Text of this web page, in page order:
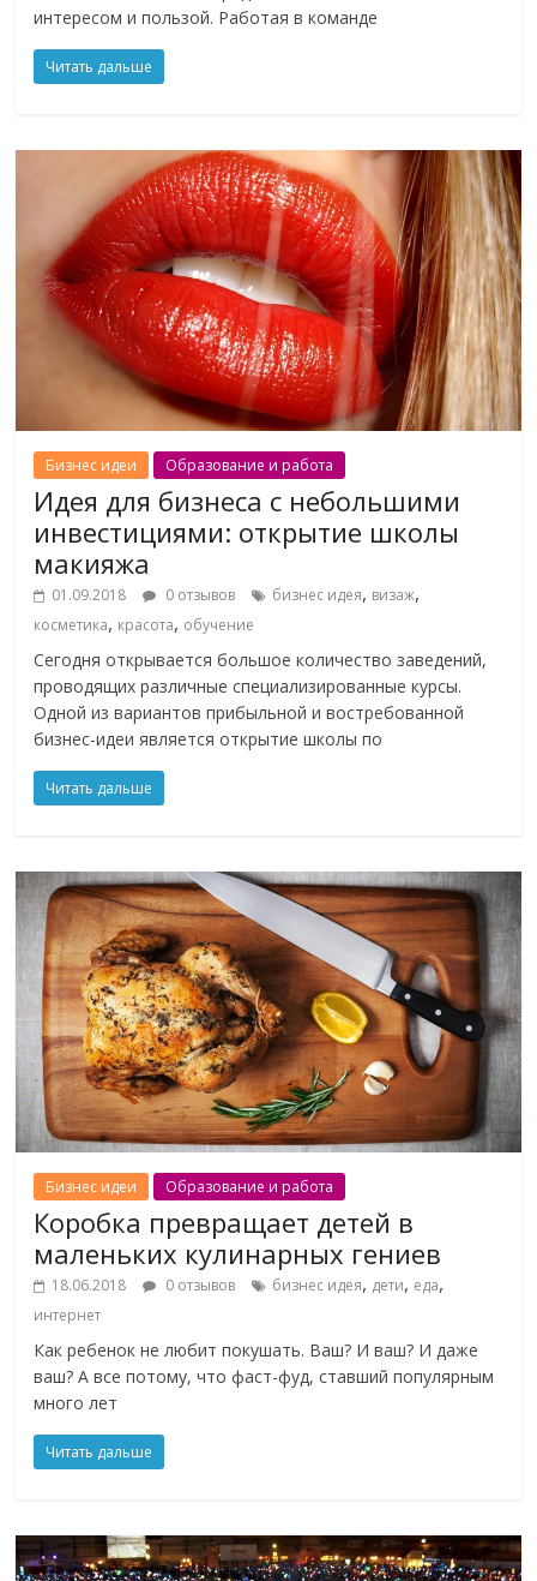
интересом и пользой. Работая в команде
Читать дальше
Бизнес идеи Образование и работа
Идея для бизнеса с небольшими
инвестициями: открытие школы
макияжа
01.09.2018 0 отзывов бизнес идея, визаж,
косметика, красота, обучение
Сегодня открывается большое количество заведений,
проводящих различные специализированные курсы.
Одной из вариантов прибыльной и востребованной
бизнес-идеи является открытие школы по
Читать дальше
Бизнес идеи Образование и работа
Коробка превращает детей в
маленьких кулинарных гениев
18.06.2018 0 отзывов бизнес идея, дети, еда,
интернет
Как ребенок не любит покушать. Ваш? И ваш? И даже
ваш? А все потому, что фаст-фуд, ставший популярным
много лет
Читать дальше